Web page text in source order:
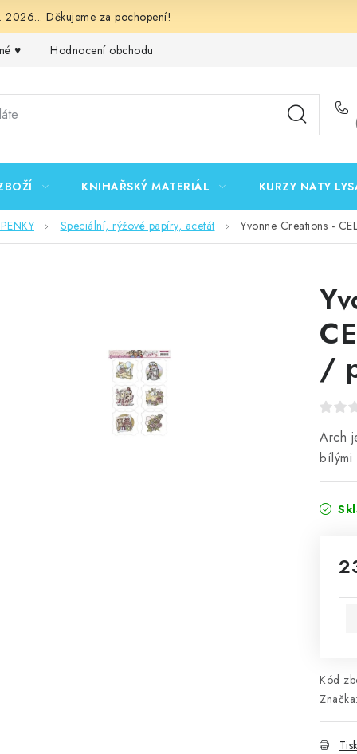
Děkujeme za pochopení!
♥️ Hodnocení obchodu
KNIHAŘSKÝ MATERIÁL KURZY NATY
Speciální, rýžové papíry, acetát Yvonne Creations -
/
Arch
bílými
Kód